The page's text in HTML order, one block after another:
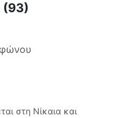
(93)
στη Νίκαια και